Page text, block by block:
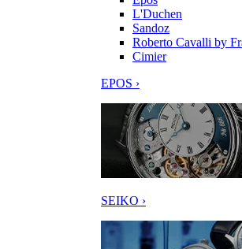
L'Duchen
Sandoz
Roberto Cavalli by
Cimier
EPOS ›
SEIKO ›